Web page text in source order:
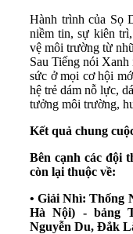
Hành trình của Sọ
niềm tin, sự kiên
vệ môi trường từ
Sau Tiếng nói
sức ở mọi cơ hội
hệ trẻ dám nỗ lực,
tưởng môi trường,
Kết quả chung
Bên cạnh các đội
còn lại thuộc về:
• Giải Nhì: Thống
Hà Nội) - bảng
Nguyễn Du, Đắk